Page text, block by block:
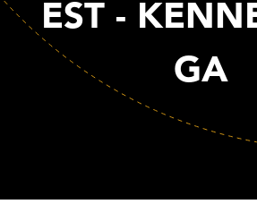
EST -
GA